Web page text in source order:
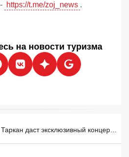
- https://t.me/zoj_news .
на новости туризма
Таркан даст эксклюзивный концерт в Мармарисе 29 августа: российские туристы уже покупают билеты